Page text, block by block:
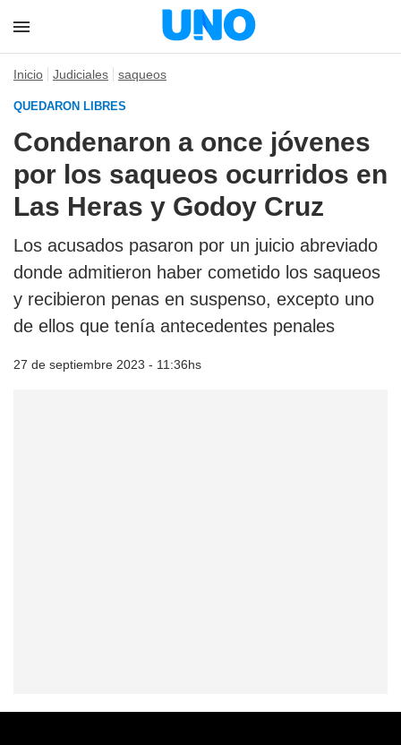
Inicio Judiciales saqueos
QUEDARON LIBRES
Condenaron a once jóvenes
por los saqueos ocurridos en
Las Heras y Godoy Cruz
Los acusados pasaron por un juicio abreviado
donde admitieron haber cometido los saqueos
y recibieron penas en suspenso, excepto uno
de ellos que tenía antecedentes penales
27 de septiembre 2023 - 11:36hs